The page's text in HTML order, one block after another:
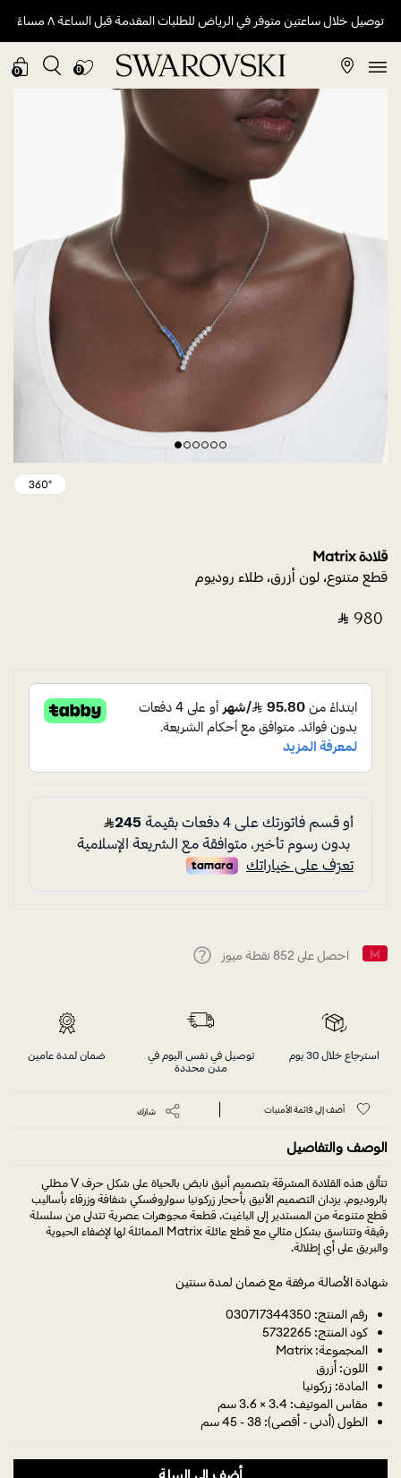
توصيل خلال ساعتين متوفر في الرياض للطلبات المقدمة قبل الساعة ٨ مساءً
0
0
قلادة Matrix
قطع متنوع، لون أزرق، طلاء روديوم
‎ ⃁ ⁦980⁩ ‎
احصل على 852 نقطة ميوز
استرجاع خلال 30 يوم
توصيل في نفس اليوم في
مدن محددة
ضمان لمدة عامين
أضف إلى قائمة الأمنيات شارك
الوصف والتفاصيل
تتألق هذه القلادة المشرقة بتصميم أنيق نابض بالحياة على شكل حرف V مطلي
بالروديوم. يزدان التصميم الأنيق بأحجار زركونيا سواروفسكي شفافة وزرقاء بأساليب
قطع متنوعة من المستدير إلى الباغيت. قطعة مجوهرات عصرية تتدلى من سلسلة
رقيقة وتتناسق بشكل مثالي مع قطع عائلة Matrix المماثلة لها لإضفاء الحيوية
والبريق على أي إطلالة.
شهادة الأصالة مرفقة مع ضمان لمدة سنتين
رقم المنتج: 030717344350
كود المنتج: 5732265
المجموعة: Matrix
اللون: أزرق
المادة: زركونيا
مقاس الموتيف: 3.4 × 3.6 سم
الطول (أدنى - أقصى): 38 - 45 سم